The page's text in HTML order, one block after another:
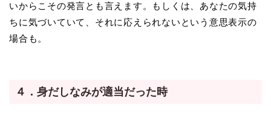
いからこその発言とも言えます。もしくは、あなたの気持
ちに気づいていて、それに応えられないという意思表示の
場合も。
４．身だしなみが適当だった時